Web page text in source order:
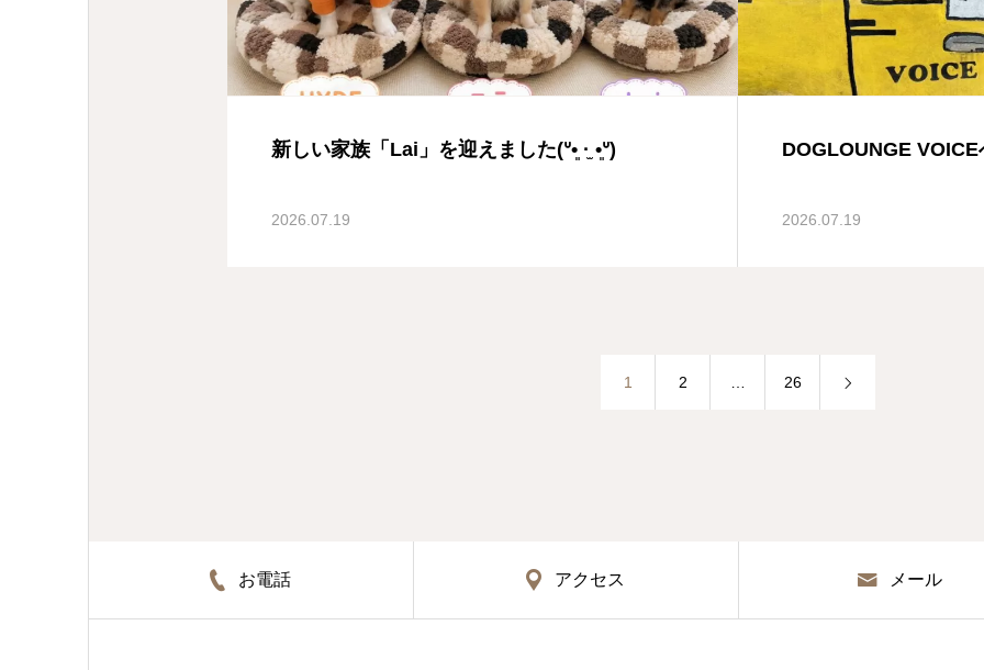
新しい家族「Lai」を迎えました(ᐡ•͈ ·̫ •͈ᐡ)
2026.07.19
DOGLOUNGE
2026.07.19
1 2 26
お電話 アクセス メール